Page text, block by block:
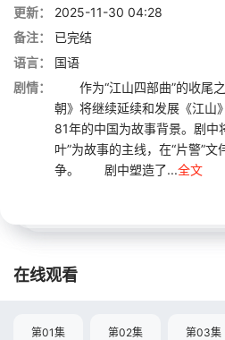
更新：
2025-11-30 04:28
备注：
已完结
语言：
国语
剧情：
作为“江山四部曲”的收尾
朝》将继续延续和发展《江山
81年的中国为故事背景。剧中
叶”为故事的主线，在“片警”
争。 剧中塑造了...全文
在线观看
第01集 第02集 第03集